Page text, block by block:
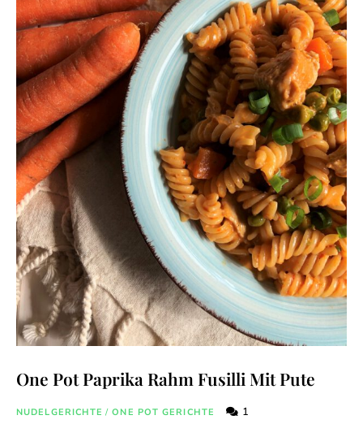
One Pot Paprika Rahm Fusilli Mit Pute
NUDELGERICHTE / ONE POT GERICHTE 1